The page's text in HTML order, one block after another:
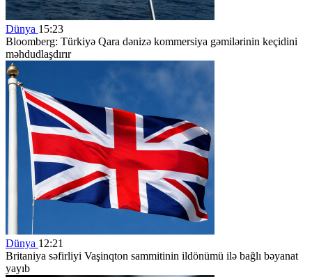
Dünya 15:23
Bloomberg: Türkiyə Qara dənizə kommersiya gəmilərinin keçidini
məhdudlaşdırır
Dünya 12:21
Britaniya səfirliyi Vaşinqton sammitinin ildönümü ilə bağlı bəyanat
yayıb